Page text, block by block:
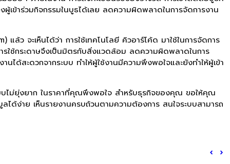
เข้าร่วมกิจกรรมในบูธได้เลย ลดความผิดพลาดในการจัดการงาน
ว จะเห็นได้ว่า การใช้เทคโนโลยี คิวอาร์โค้ด มาใช้ในการจัดการ
รใช้กระดาษจึงเป็นมิตรกับสิ่งแวดล้อม ลดความผิดพลาดในการ
ด้สะดวกจากระบบ ทำให้ผู้ใช้งานมีความพึงพอใจและยังทำให้ผู้เข้า
ไม่ยุ่งยาก ในราคาที่คุณพึงพอใจ สำหรับธุรกิจของคุณ ขอให้คุณ
ได้ง่าย เห็นรายงานครบถ้วนตามความต้องการ สนใจระบบสามารถ